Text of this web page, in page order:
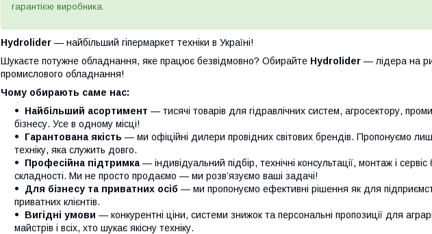
гарантією виробника.
Hydrolider — найбільший гіпермаркет техніки в Україні!
Шукаєте потужне обладнання, яке працює безвідмовно? Обирайте Hydrolider — лідера на
промислового обладнання!
Чому обирають саме нас:
Найбільший асортимент — тисячі товарів для гідравлічних систем, агросектору,
бізнесу. Усе в одному місці!
Гарантована якість — ми офіційні дилери провідних світових брендів. Пропонуємо
техніку, яка служить довго.
Професійна підтримка — індивідуальний підбір, технічні консультації, монтаж і сервіс
складності. Ми не просто продаємо — ми розв’язуємо ваші задачі!
Для бізнесу та приватних осіб — ми пропонуємо ефективні рішення як для
приватних клієнтів.
Вигідні умови — конкурентні ціни, системи знижок та персональні пропозиції для
майстрів і всіх, хто шукає якісну техніку.